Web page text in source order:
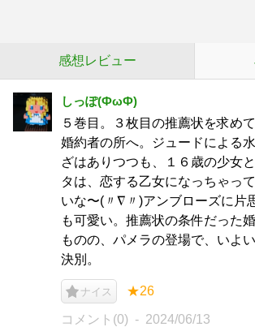
感想レビュー
しっぽ(ФωФ)
５巻目。３枚目の推薦状を求め
婚約者の所へ。ジュードによる
ざはありつつも、１６歳の少女
タは、恋する乙女になっちゃっ
いな〜(〃∇〃)アンブローズに片
も可愛い。推薦状の条件だった
ものの、パメラの登場で、いよ
決別。
ナイス ★26
コメント(0) 2024/06/13